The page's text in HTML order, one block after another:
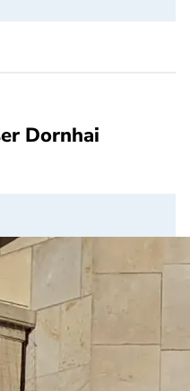
Dornhai